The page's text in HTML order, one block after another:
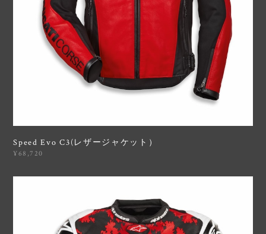
Speed Evo C3(レザージャケット）
¥68,720